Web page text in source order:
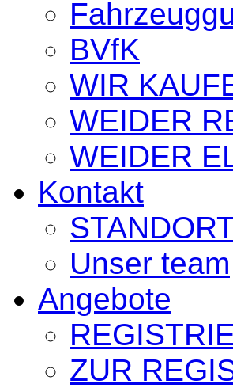
BVfK
WIR
WEIDER
WEIDER
Kontakt
Unser team
Angebote
ZUR